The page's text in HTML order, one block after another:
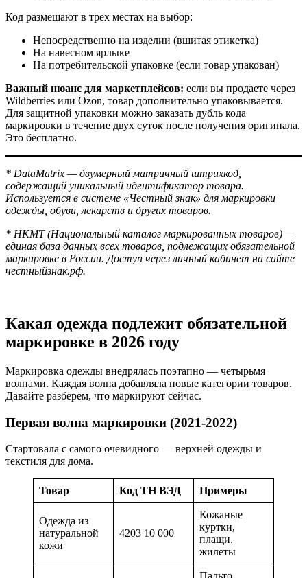
Код размещают в трех местах на выбор:
Непосредственно на изделии (вшитая этикетка)
На навесном ярлыке
На потребительской упаковке (если товар упакован)
Важный нюанс для маркетплейсов: если вы продаете через
Wildberries или Ozon, товар дополнительно упаковывается.
Для защитной упаковки можно заказать дубль кода
маркировки в течение двух суток после получения оригинала.
Это бесплатно.
* DataMatrix — двумерный матричный штрихкод,
содержащий уникальный идентификатор товара.
Используется в системе «Честный знак» для маркировки
одежды, обуви, лекарств и других товаров.
* НКМТ (Национальный каталог маркированных товаров) —
единая база данных всех товаров, подлежащих обязательной
маркировке в России. Доступ через личный кабинет на сайте
честныйзнак.рф.
Какая одежда подлежит обязательной
маркировке в 2026 году
Маркировка одежды внедрялась поэтапно — четырьмя
волнами. Каждая волна добавляла новые категории товаров.
Давайте разберем, что маркируют сейчас.
Первая волна маркировки (2021-2022)
Стартовала с самого очевидного — верхней одежды и
текстиля для дома.
Товар Код ТН ВЭД Примеры
Одежда из
натуральной
кожи
4203 10 000
Кожаные
куртки,
плащи,
жилеты